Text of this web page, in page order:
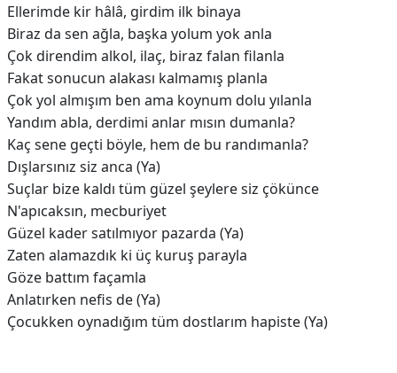
Ellerimde kir hâlâ, girdim ilk binaya
Biraz da sen ağla, başka yolum yok anla
Çok direndim alkol, ilaç, biraz falan filanla
Fakat sonucun alakası kalmamış planla
Çok yol almışım ben ama koynum dolu yılanla
Yandım abla, derdimi anlar mısın dumanla?
Kaç sene geçti böyle, hem de bu randımanla?
Dışlarsınız siz anca (Ya)
Suçlar bize kaldı tüm güzel şeylere siz çökünce
N'apıcaksın, mecburiyet
Güzel kadеr satılmıyor pazarda (Ya)
Zaten alamazdık ki üç kuruş parayla
Göze battım façamla
Anlatırken nеfis de (Ya)
Çocukken oynadığım tüm dostlarım hapiste (Ya)